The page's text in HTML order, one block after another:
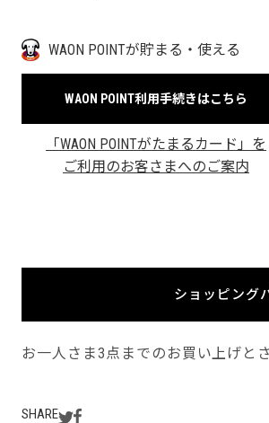
WAON POINTが貯まる・使える
WAON POINT利用手続きはこちら
「WAON POINTがたまるカード」を
ご利用のお客さまへのご案内
ショッピング
お一人さま3点までのお買い上げと
SHARE